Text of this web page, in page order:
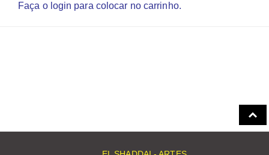
Faça o login para colocar no carrinho.